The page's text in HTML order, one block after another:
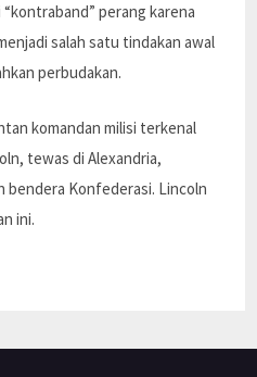
perang karena
salah satu tindakan awal
perbudakan.
komandan milisi terkenal
tewas di Alexandria,
bendera Konfederasi. Lincoln
ini.